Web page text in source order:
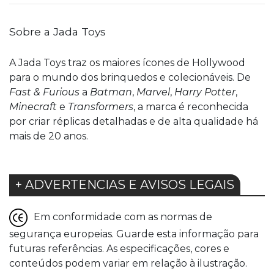
Sobre a Jada Toys
A Jada Toys traz os maiores ícones de Hollywood
para o mundo dos brinquedos e colecionáveis. De
Fast & Furious a Batman, Marvel, Harry Potter,
Minecraft e Transformers, a marca é reconhecida
por criar réplicas detalhadas e de alta qualidade há
mais de 20 anos.
+ ADVERTENCIAS E AVISOS LEGAIS
Em conformidade com as normas de
segurança europeias. Guarde esta informação para
futuras referências. As especificações, cores e
conteúdos podem variar em relação à ilustração.